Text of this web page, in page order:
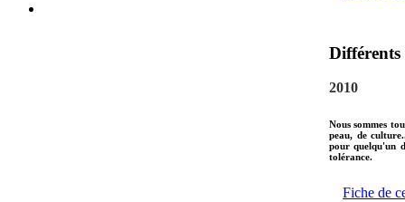
Différents
2010
Nous sommes
peau, de
pour quelqu'un
tolérance.
Fiche de